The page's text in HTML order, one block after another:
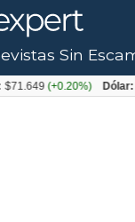
Sin
(+0.20%) Dólar: